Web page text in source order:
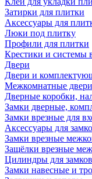
Затирки для плитки
Аксессуары для
Люки под плитку
Профили для плитки
Крестики и системы
Двери
Двери и
Межкомнатные двери
Дверные коробки,
Замки дверные,
Замки врезные для
Аксессуары для
Замки врезные
Защёлки врезные
Цилиндры для замков
Замки навесные и